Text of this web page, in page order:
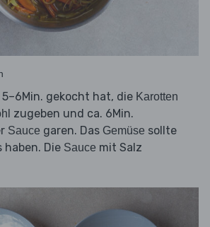
5–6Min. gekocht hat, die Karotten
zugeben und ca. 6Min.
Sauce garen. Das Gemüse sollte
haben. Die Sauce mit Salz